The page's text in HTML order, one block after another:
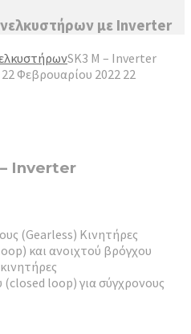
με Inverter
SK3 M – Inverter
22 Φεβρουαρίου 2022 22
Inverter
(Gearless) Κινητήρες
και ανοιχτού βρόγχου
(closed loop) για σύγχρονους